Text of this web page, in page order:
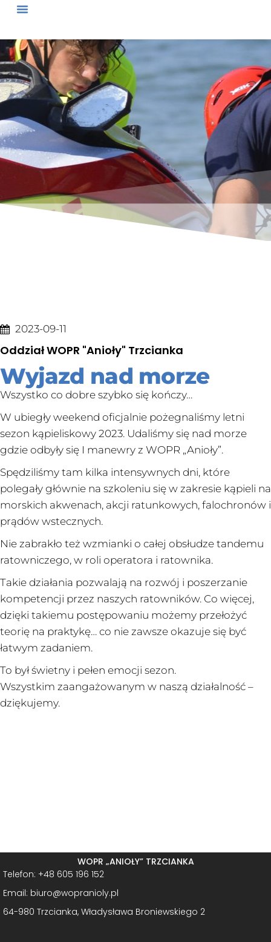
2023-09-11
Oddział WOPR "Anioły" Trzcianka
Wyjazd nad morze
Wszystko co dobre szybko się kończy…
W ubiegły weekend oficjalnie pożegnaliśmy letni
sezon kąpieliskowy 2023. Udaliśmy się nad morze
gdzie odbyły się I manewry z WOPR „Anioły”.
Spędziliśmy tam kilka intensywnych dni, które
polegały głównie na szkoleniu się w zakresie kąpieli na
morskich akwenach, akcji ratunkowych, falochronów i
prądów wstecznych.
Nie zabrakło też wzmianki o całej obsłudze tandemu
ratowniczego, w roli operatora i ratownika.
Takie działania pozwalają na rozwój i poszerzanie
kompetencji przez naszych ratowników. Co więcej,
dzięki takiemu postępowaniu możemy przełożyć
teorię na praktykę… co nie zawsze okazuje się być
łatwym zadaniem.
To był świetny i pełen emocji sezon.
Wszystkim zaangażowanym w naszą działalność –
dziękujemy.
WOPR „ANIOŁY” TRZCIANKA
Telefon: +48 605 196 152
Email: biuro@wopranioly.pl
64-980 Trzcianka, Władysława Broniewskiego 2